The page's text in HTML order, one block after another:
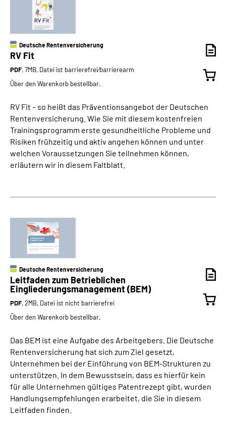
Deutsche Rentenversicherung
RV Fit
PDF, 7MB, Datei ist barrierefrei⁄barrierearm
Über den Warenkorb bestellbar.
RV Fit – so heißt das Präventionsangebot der Deutschen
Rentenversicherung. Wie Sie mit diesem kostenfreien
Trainingsprogramm erste gesundheitliche Probleme und
Risiken frühzeitig und aktiv angehen können und unter
welchen Voraussetzungen Sie teilnehmen können,
erläutern wir in diesem Faltblatt.
Deutsche Rentenversicherung
Leitfaden zum Betrieblichen
Eingliederungsmanagement (BEM)
PDF, 2MB, Datei ist nicht barrierefrei
Über den Warenkorb bestellbar.
Das BEM ist eine Aufgabe des Arbeitgebers. Die Deutsche
Rentenversicherung hat sich zum Ziel gesetzt,
Unternehmen bei der Einführung von BEM-Strukturen zu
unterstützen. In dem Bewusstsein, dass es hierfür kein
für alle Unternehmen gültiges Patentrezept gibt, wurden
Handlungsempfehlungen erarbeitet, die Sie in diesem
Leitfaden finden.